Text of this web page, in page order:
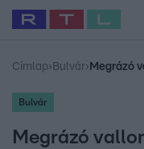
Legfrissebb RTL Híradó
Babits Marcella
Címlap› Bulvár›
Bulvár
Megrázó